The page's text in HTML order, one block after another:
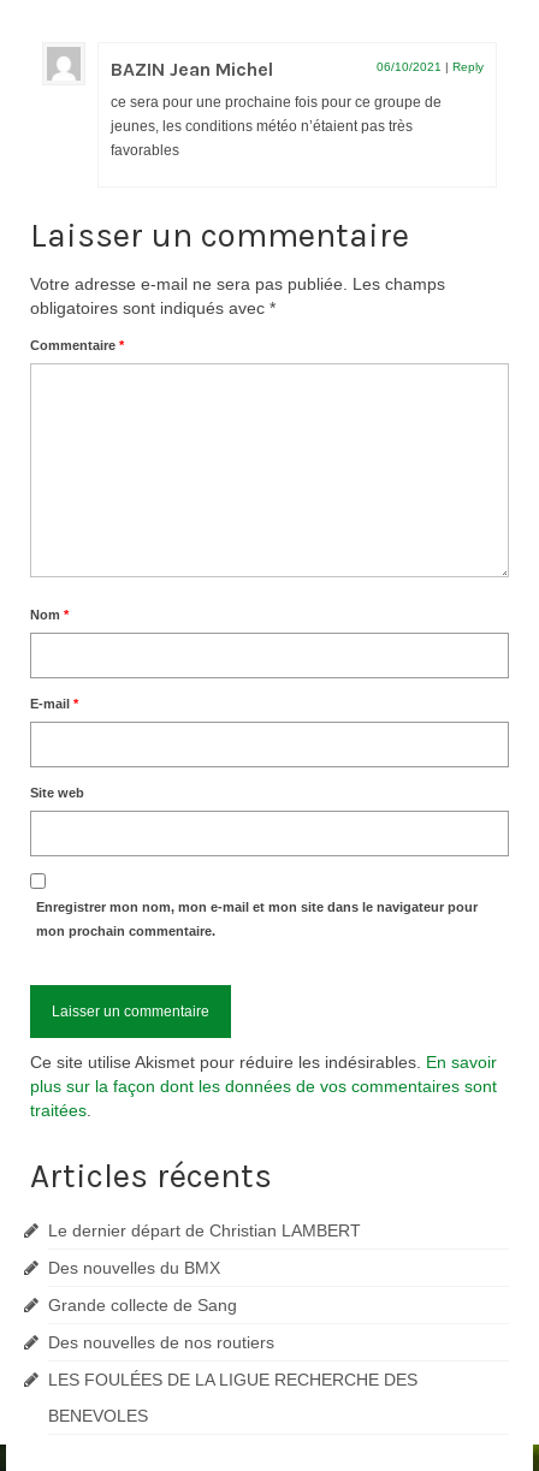
BAZIN Jean Michel 06/10/2021 Reply
ce sera pour une prochaine fois pour ce groupe de
jeunes, les conditions météo n’étaient pas très
favorables
Laisser un commentaire
Votre adresse e-mail ne sera pas publiée. Les champs
obligatoires sont indiqués avec *
Commentaire *
Nom *
E-mail *
Site web
Enregistrer mon nom, mon e-mail et mon site dans le navigateur pour
mon prochain commentaire.
Ce site utilise Akismet pour réduire les indésirables. En savoir
plus sur la façon dont les données de vos commentaires sont
traitées.
Articles récents
Le dernier départ de Christian LAMBERT
Des nouvelles du BMX
Grande collecte de Sang
Des nouvelles de nos routiers
LES FOULÉES DE LA LIGUE RECHERCHE DES
BENEVOLES